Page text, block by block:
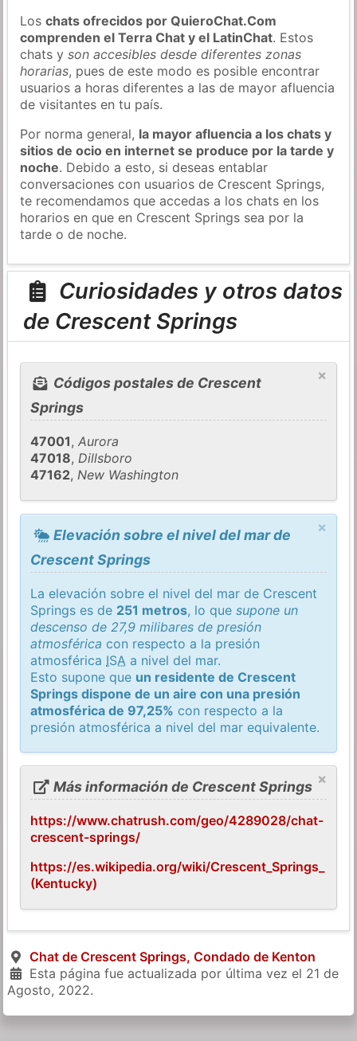
Loschats ofrecidos por QuieroChat.Com
comprenden el Terra Chat y el LatinChat. Estos
chats yson accesibles desde diferentes zonas
horarias, pues de este modo es posible encontrar
usuarios a horas diferentes a las de mayor afluencia
de visitantes en tu país.
Por norma general, la mayor afluencia a los chats y
sitios de ocio en internet se produce por la tarde y
noche. Debido a esto, si deseas entablar
conversaciones con usuarios de Crescent Springs,
te recomendamos que accedas a los chats en los
horarios en que en Crescent Springs sea por la
tarde o de noche.
Curiosidades y otros datos
de Crescent Springs
×
Códigos postales de Crescent
Springs
47001,Aurora
47018,Dillsboro
47162,New Washington
×
Elevación sobre el nivel del mar de
Crescent Springs
La elevación sobre el nivel del mar de Crescent
Springs es de 251 metros, lo quesupone un
descenso de 27,9 milibares de presión
atmosférica con respecto a la presión
atmosférica ISA a nivel del mar.
Esto supone que un residente de Crescent
Springs dispone de un aire con una presión
atmosférica de 97,25% con respecto a la
presión atmosférica a nivel del mar equivalente.
×
Más información de Crescent Springs
https://www.chatrush.com/geo/4289028/chat-
crescent-springs/
https://es.wikipedia.org/wiki/Crescent_Springs_
(Kentucky)
Chat de Crescent Springs, Condado de Kenton
Esta página fue actualizada por última vez el 21 de
Agosto, 2022.